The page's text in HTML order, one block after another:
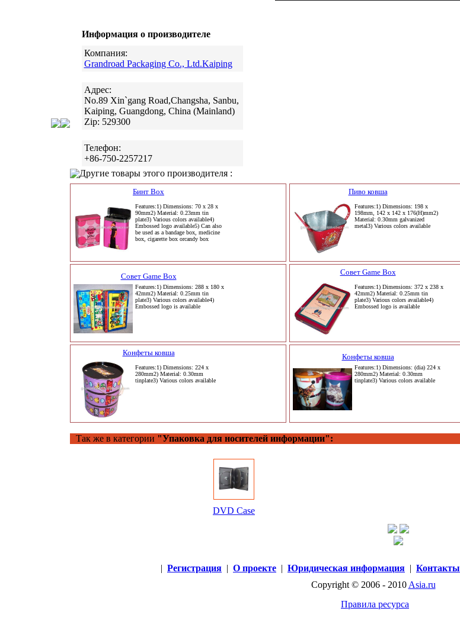
Информация о производителе
Компания:
Grandroad Packaging Co., Ltd.Kaiping
Адрес:
No.89 Xin`gang Road,Changsha, Sanbu,
Kaiping, Guangdong, China (Mainland)
Zip: 529300
Телефон:
+86-750-2257217
Другие товары этого производителя :
Бинт Box
Features:1) Dimensions: 70 x 28 x
90mm2) Material: 0.23mm tin
plate3) Various colors available4)
Embossed logo available5) Can also
be used as a bandage box, medicine
box, cigarette box orcandy box
Пиво ковша
Features:1) Dimensions: 198 x
198mm, 142 x 142 x 176(H)mm2)
Material: 0.30mm galvanized
metal3) Various colors available
Совет Game Box
Features:1) Dimensions: 288 x 180 x
42mm2) Material: 0.25mm tin
plate3) Various colors available4)
Embossed logo is available
Совет Game Box
Features:1) Dimensions: 372 x 238 x
42mm2) Material: 0.25mm tin
plate3) Various colors available4)
Embossed logo is available
Конфеты ковша
Features:1) Dimensions: 224 x
280mm2) Material: 0.30mm
tinplate3) Various colors available
Конфеты ковша
Features:1) Dimensions: (dia) 224 x
280mm2) Material: 0.30mm
tinplate3) Various colors available
Так же в категории "Упаковка для носителей информации":
DVD Case
| Регистрация | О проекте | Юридическая информация | Контакты
Copyright © 2006 - 2010 Asia.ru
Правила ресурса